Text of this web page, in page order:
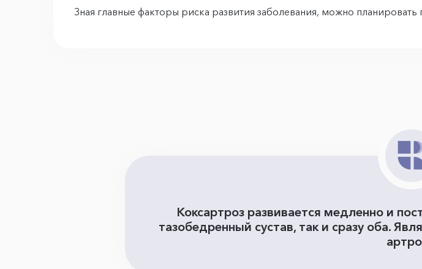
Зная главные факторы риска развития заболевания, можно планировать
Коксартроз развивается медленно и
тазобедренный сустав, так и сразу оба.